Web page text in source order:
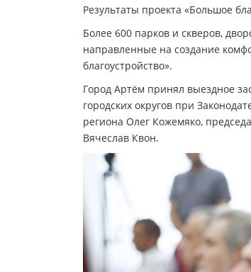
Результаты проекта «Большое
Более 600 парков и скверов,
направленные на создание
благоустройство».
Город Артём принял выездное
городских округов при
региона Олег Кожемяко,
Вячеслав Квон.